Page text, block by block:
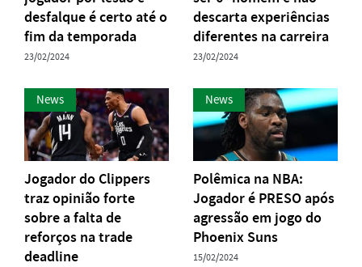
desfalque é certo até o
fim da temporada
23/02/2024
descarta experiências
diferentes na carreira
23/02/2024
News
Jogador do Clippers
traz opinião forte
sobre a falta de
reforços na trade
deadline
News
Polêmica na NBA:
Jogador é PRESO após
agressão em jogo do
Phoenix Suns
15/02/2024